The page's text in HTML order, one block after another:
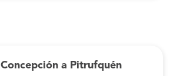
Concepción a Pitrufquén